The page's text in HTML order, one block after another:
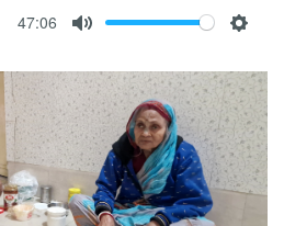
47:06
u
t
e
t
n